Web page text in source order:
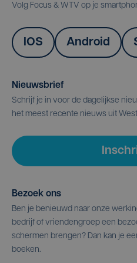
Volg Focus & WTV op je
IOS Android
Nieuwsbrief
Schrijf je in voor de dagelijkse
het meest recente nieuws uit
Bezoek ons
Ben je benieuwd naar onze
bedrijf of vriendengroep een
schermen brengen? Dan kan je
boeken.